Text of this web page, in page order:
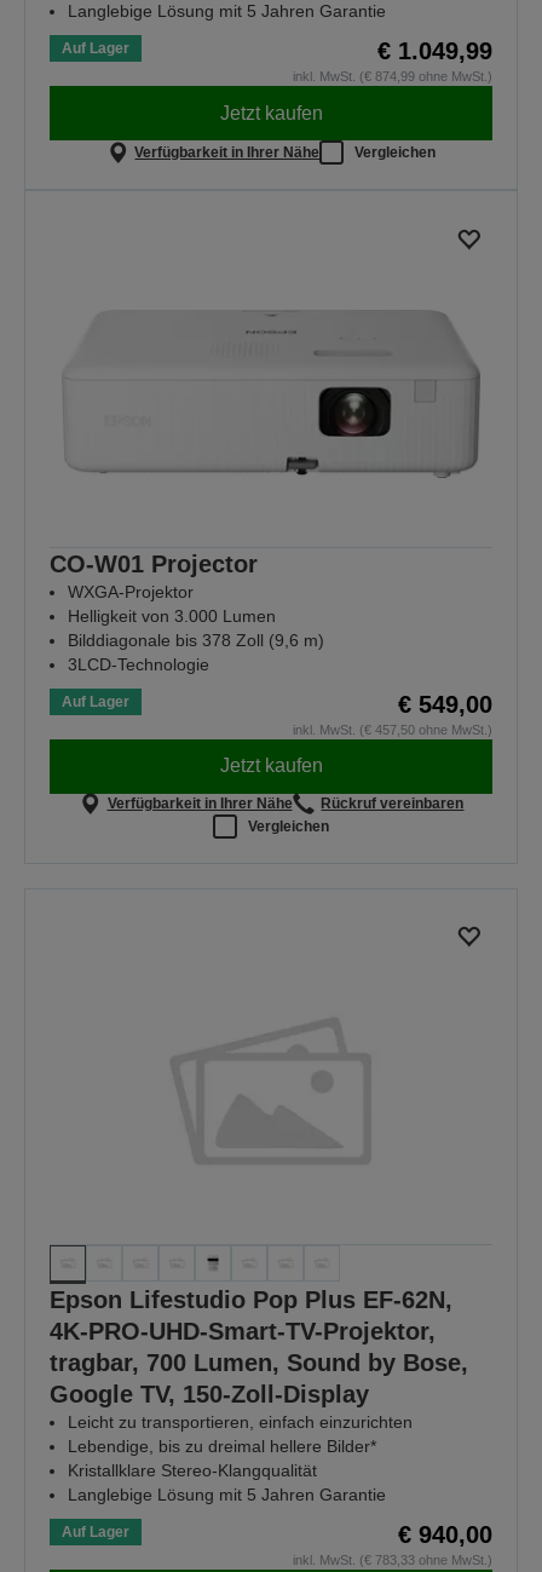
Langlebige Lösung mit 5 Jahren Garantie
Auf Lager € 1.049,99
inkl. MwSt. (€ 874,99 ohne MwSt.)
Jetzt kaufen
Verfügbarkeit in Ihrer Nähe Vergleichen
CO-W01 Projector
WXGA-Projektor
Helligkeit von 3.000 Lumen
Bilddiagonale bis 378 Zoll (9,6 m)
3LCD-Technologie
Auf Lager € 549,00
inkl. MwSt. (€ 457,50 ohne MwSt.)
Jetzt kaufen
Verfügbarkeit in Ihrer Nähe
Rückruf vereinbaren
Vergleichen
Epson Lifestudio Pop Plus EF-62N,
4K-PRO-UHD-Smart-TV-Projektor,
tragbar, 700 Lumen, Sound by Bose,
Google TV, 150-Zoll-Display
Leicht zu transportieren, einfach einzurichten
Lebendige, bis zu dreimal hellere Bilder*
Kristallklare Stereo-Klangqualität
Langlebige Lösung mit 5 Jahren Garantie
Auf Lager € 940,00
inkl. MwSt. (€ 783,33 ohne MwSt.)